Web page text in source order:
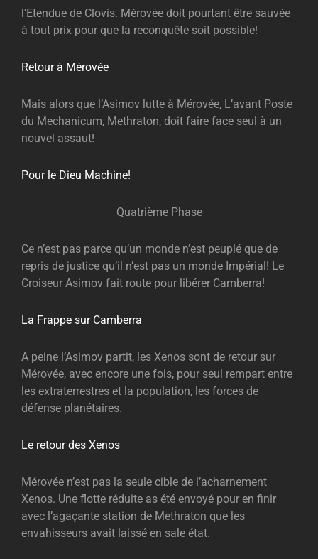
l’Etendue de Clovis. Mérovée doit pourtant être sauvée
à tout prix pour que la reconquête soit possible!
Retour à Mérovée
Mais alors que l’Asimov lutte à Mérovée, L’avant Poste
du Mechanicum, Methraton, doit faire face seul à un
nouvel assaut!
Pour le Dieu Machine!
Quatrième Phase
Ce n’est pas parce qu’un monde n’est peuplé que de
repris de justice qu’il n’est pas un monde Impérial! Le
Croiseur Asimov fait route pour libérer Camberra!
La Frappe sur Camberra
A peine l’Asimov partit, les Xenos sont de retour sur
Mérovée, avec encore une fois, pour seul rempart entre
les extraterrestres et la population, les forces de
défense planétaires.
Le retour des Xenos
Mérovée n’est pas la seule cible de l’acharnement
Xenos. Une flotte réduite as été envoyé pour en finir
avec l’agaçante station de Methraton que les
envahisseurs avait laissé en sale état.